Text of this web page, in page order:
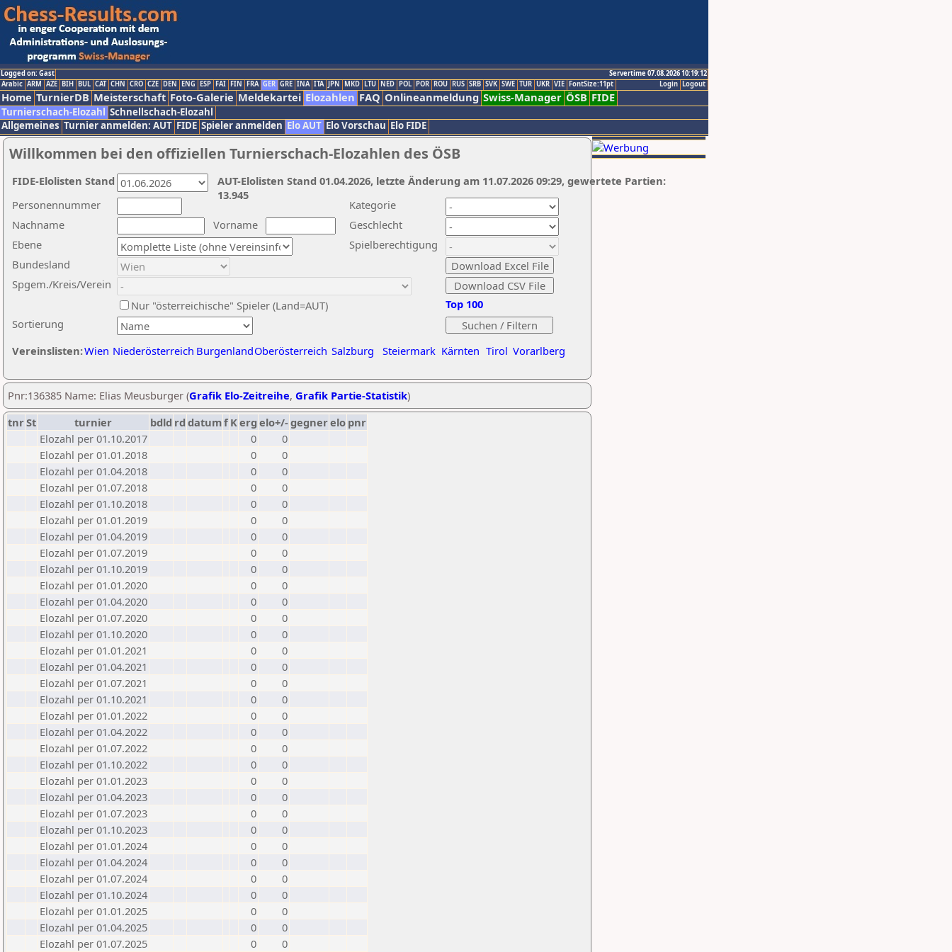
Logged on: Gast
Servertime 07.08.2026 10:19:12
Logout
Login
Arabic ARM AZE BIH BUL CAT CHN CRO CZE DEN ENG ESP FAI FIN FRA GER GRE INA ITA JPN MKD LTU NED POL POR ROU RUS SRB SVK SWE TUR UKR VIE FontSize:11pt
Home TurnierDB Meisterschaft Foto-Galerie Meldekartei Elozahlen FAQ Onlineanmeldung Swiss-Manager ÖSB FIDE
Turnierschach-Elozahl Schnellschach-Elozahl
Allgemeines Turnier anmelden: AUT FIDE Spieler anmelden Elo AUT Elo Vorschau Elo FIDE
Willkommen bei den offiziellen Turnierschach-Elozahlen des ÖSB
Nachname
Vorname
Ebene
Kategorie
Sortierung
Personennummer
Bundesland
Spgem./Kreis/Verein
Geschlecht
Nur "österreichische" Spieler (Land=AUT)
Spielberechtigung
Vereinslisten:Wien Niederösterreich BurgenlandOberösterreich Salzburg Steiermark Kärnten Tirol Vorarlberg
Top 100
AUT-Elolisten Stand 01.04.2026, letzte Änderung am 11.07.2026 09:29, gewertete Partien:
13.945
FIDE-Elolisten Stand
Pnr:136385 Name: Elias Meusburger (Grafik Elo-Zeitreihe, Grafik Partie-Statistik)
tnrSt turnier bdld rd datumf Kerg elo+/-gegnerelo pnr
Elozahl per 01.10.2017
0
0
Elozahl per 01.01.2018
0
0
Elozahl per 01.04.2018
0
0
Elozahl per 01.07.2018
0
0
Elozahl per 01.10.2018
0
0
Elozahl per 01.01.2019
0
0
Elozahl per 01.04.2019
0
0
Elozahl per 01.07.2019
0
0
Elozahl per 01.10.2019
0
0
Elozahl per 01.01.2020
0
0
Elozahl per 01.04.2020
0
0
Elozahl per 01.07.2020
0
0
Elozahl per 01.10.2020
0
0
Elozahl per 01.01.2021
0
0
Elozahl per 01.04.2021
0
0
Elozahl per 01.07.2021
0
0
Elozahl per 01.10.2021
0
0
Elozahl per 01.01.2022
0
0
Elozahl per 01.04.2022
0
0
Elozahl per 01.07.2022
0
0
Elozahl per 01.10.2022
0
0
Elozahl per 01.01.2023
0
0
Elozahl per 01.04.2023
0
0
Elozahl per 01.07.2023
0
0
Elozahl per 01.10.2023
0
0
Elozahl per 01.01.2024
0
0
Elozahl per 01.04.2024
0
0
Elozahl per 01.07.2024
0
0
Elozahl per 01.10.2024
0
0
Elozahl per 01.01.2025
0
0
Elozahl per 01.04.2025
0
0
Elozahl per 01.07.2025
0 0